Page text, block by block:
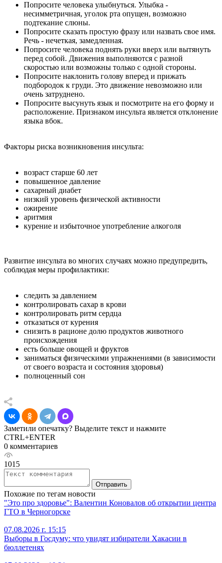
Попросите человека улыбнуться. Улыбка -
несимметричная, уголок рта опущен, возможно
подтекание слюны.
Попросите сказать простую фразу или назвать свое имя.
Речь - нечеткая, замедленная.
Попросите человека поднять руки вверх или вытянуть
перед собой. Движения выполняются с разной
скоростью или возможны только с одной стороны.
Попросите наклонить голову вперед и прижать
подбородок к груди. Это движение невозможно или
очень затруднено.
Попросите высунуть язык и посмотрите на его форму и
расположение. Признаком инсульта является отклонение
языка вбок.
Факторы риска возникновения инсульта:
возраст старше 60 лет
повышенное давление
сахарный диабет
низкий уровень физической активности
ожирение
аритмия
курение и избыточное употребление алкоголя
Развитие инсульта во многих случаях можно предупредить,
соблюдая меры профилактики:
следить за давлением
контролировать сахар в крови
контролировать ритм сердца
отказаться от курения
снизить в рационе долю продуктов животного
происхождения
есть больше овощей и фруктов
заниматься физическими упражнениями (в зависимости
от своего возраста и состояния здоровья)
полноценный сон
Заметили опечатку? Выделите текст и нажмите
CTRL+ENTER
0 комментариев
1015
Отправить
Похожие по тегам новости
"Это про здоровье": Валентин Коновалов об открытии центра
ГТО в Черногорске
07.08.2026 г. 15:15
Выборы в Госдуму: что увидят избиратели Хакасии в
бюллетенях